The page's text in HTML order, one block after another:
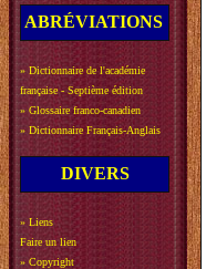
ABRÉVIATIONS
» Dictionnaire de l'académie
française - Septième édition
» Glossaire franco-canadien
» Dictionnaire Français-Anglais
DIVERS
» Liens
Faire un lien
» Copyright